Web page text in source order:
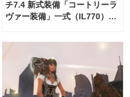
チ7.4 新式装備「コートリーラ
ヴァー装備」一式（IL770）の